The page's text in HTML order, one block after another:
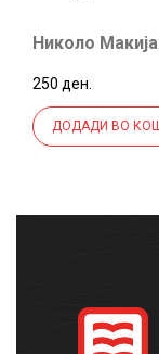
Николо
250 ден.
ДОДАДИ ВО